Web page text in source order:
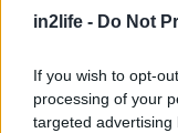
in2life - Do Not
If you wish to opt-
processing of your
targeted